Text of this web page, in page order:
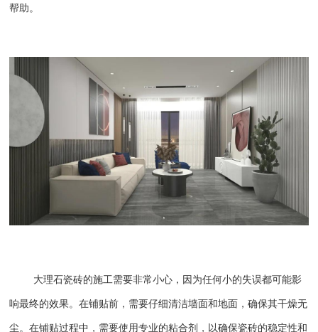
帮助。
大理石瓷砖的施工需要非常小心，因为任何小的失误都可能影
响最终的效果。在铺贴前，需要仔细清洁墙面和地面，确保其干燥无
尘。在铺贴过程中，需要使用专业的粘合剂，以确保瓷砖的稳定性和